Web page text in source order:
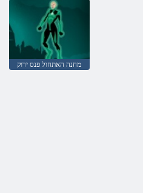
מחנה האתחול פנס ירוק